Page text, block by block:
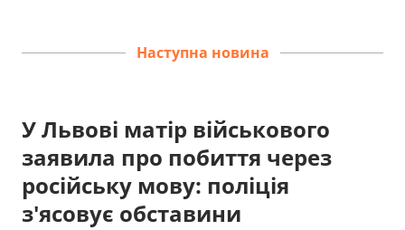
Наступна новина
У Львові матір військового
заявила про побиття через
російську мову: поліція
з'ясовує обставини